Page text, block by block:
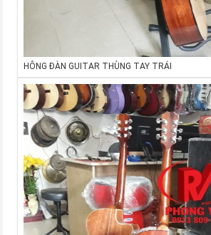
HÔNG ĐÀN GUITAR THÙNG TAY TRÁI